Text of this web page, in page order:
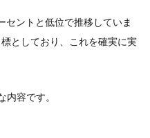
セントと低位で推移していま
としており、これを確実に実
容です。